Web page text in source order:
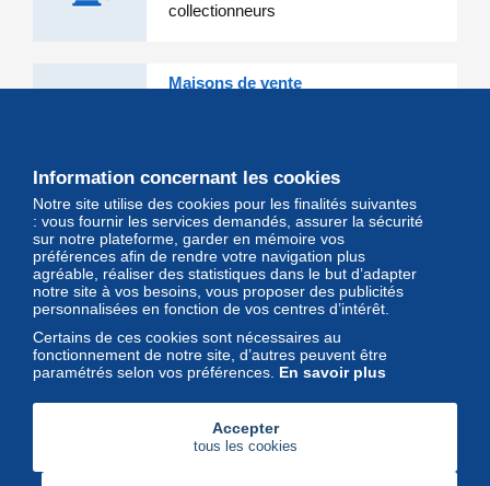
collectionneurs
Maisons de vente
Magazine
Un regard unique et décalé sur
l'univers des timbres et leurs
collectionneurs
Information concernant les cookies
Notre site utilise des cookies pour les finalités suivantes
: vous fournir les services demandés, assurer la sécurité
sur notre plateforme, garder en mémoire vos
préférences afin de rendre votre navigation plus
agréable, réaliser des statistiques dans le but d’adapter
notre site à vos besoins, vous proposer des publicités
personnalisées en fonction de vos centres d’intérêt.
Certains de ces cookies sont nécessaires au
fonctionnement de notre site, d’autres peuvent être
paramétrés selon vos préférences. En savoir plus
Accepter
tous les cookies